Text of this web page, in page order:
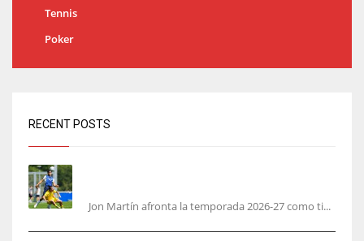
Tennis
Poker
RECENT POSTS
Jon Martín afronta la temporada 2026-27 como ti...